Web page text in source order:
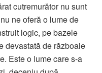
cutremurător nu sunt
ne oferă o lume de
logic, pe bazele
devastată de războaie
Este o lume care s-a